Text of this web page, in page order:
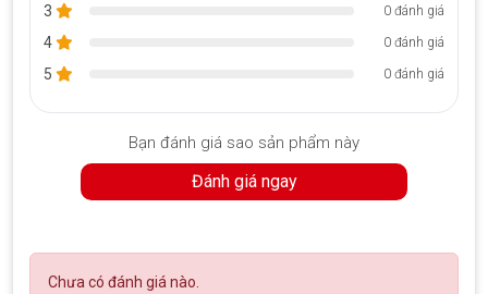
3 0 đánh giá
4 0 đánh giá
5 0 đánh giá
Bạn đánh giá sao sản phẩm này
Đánh giá ngay
Chưa có đánh giá nào.